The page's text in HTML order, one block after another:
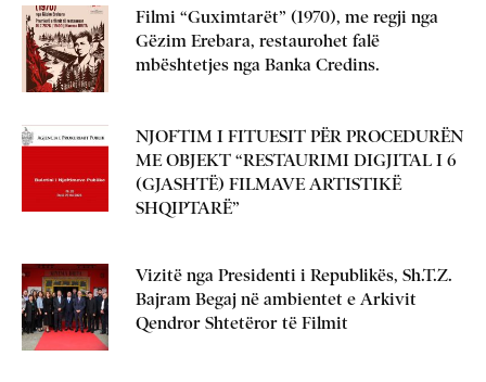
Filmi “Guximtarët” (1970), me regji nga
Gëzim Erebara, restaurohet falë
mbështetjes nga Banka Credins.
NJOFTIM I FITUESIT PËR PROCEDURËN
ME OBJEKT “RESTAURIMI DIGJITAL I 6
(GJASHTË) FILMAVE ARTISTIKË
SHQIPTARË”
Vizitë nga Presidenti i Republikës, Sh.T.Z.
Bajram Begaj në ambientet e Arkivit
Qendror Shtetëror të Filmit